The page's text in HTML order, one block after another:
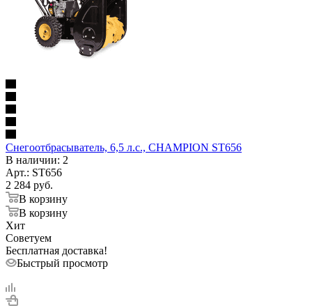
Снегоотбрасыватель, 6,5 л.с., CHAMPION ST656
В наличии: 2
Арт.: ST656
2 284 руб.
В корзину
В корзину
Хит
Советуем
Бесплатная доставка!
Быстрый просмотр